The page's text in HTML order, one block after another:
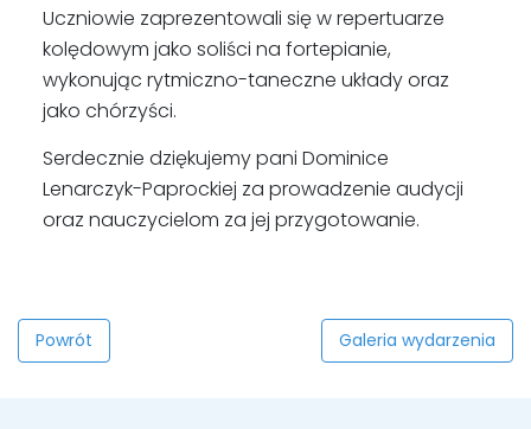
Uczniowie zaprezentowali się w repertuarze
kolędowym jako soliści na fortepianie,
wykonując rytmiczno-taneczne układy oraz
jako chórzyści.
Serdecznie dziękujemy pani Dominice
Lenarczyk-Paprockiej za prowadzenie audycji
oraz nauczycielom za jej przygotowanie.
Powrót Galeria wydarzenia